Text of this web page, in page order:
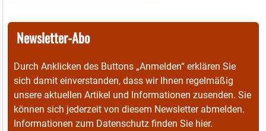
Newsletter-Abo
Durch Anklicken des Buttons „Anmelden“ erklären Sie
sich damit einverstanden, dass wir Ihnen regelmäßig
unsere aktuellen Artikel und Informationen zusenden. Sie
können sich jederzeit von diesem Newsletter abmelden.
Informationen zum Datenschutz finden Sie hier.